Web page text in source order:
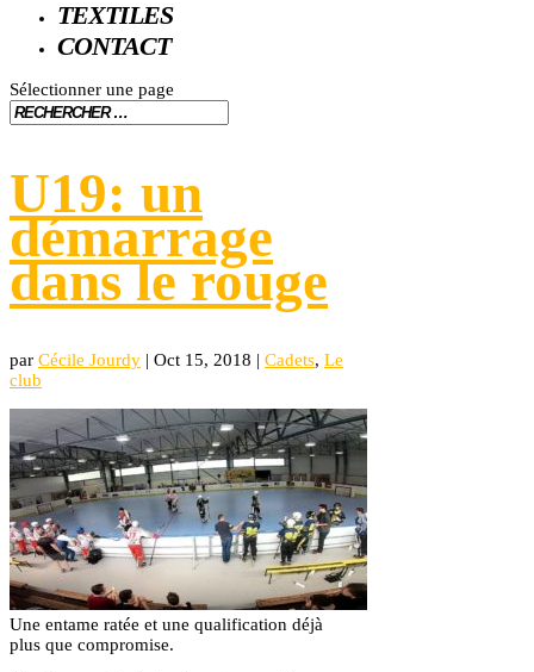
TEXTILES
CONTACT
Sélectionner une page
U19: un
démarrage
dans le rouge
par Cécile Jourdy | Oct 15, 2018 | Cadets, Le
club
Une entame ratée et une qualification déjà
plus que compromise.